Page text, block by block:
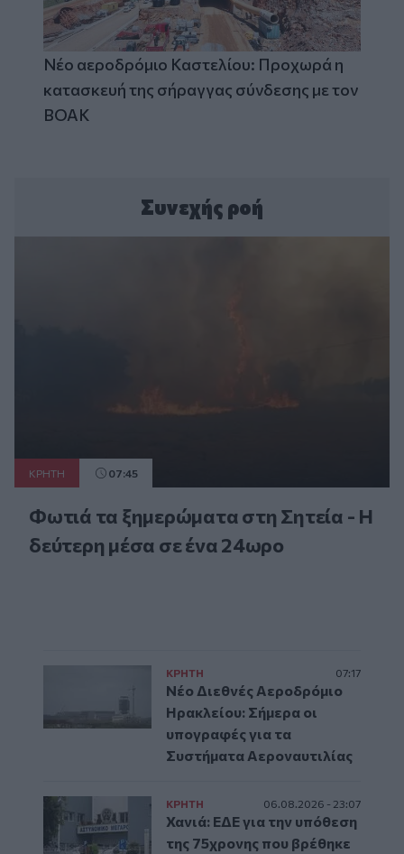
Νέο αεροδρόμιο Καστελίου: Προχωρά η
κατασκευή της σήραγγας σύνδεσης με τον
ΒΟΑΚ
Συνεχής ροή
ΚΡΗΤΗ 07:45
Φωτιά τα ξημερώματα στη Σητεία - Η
δεύτερη μέσα σε ένα 24ωρο
ΚΡΗΤΗ 07:17
Νέο Διεθνές Αεροδρόμιο
Ηρακλείου: Σήμερα οι
υπογραφές για τα
Συστήματα Αεροναυτιλίας
ΚΡΗΤΗ 06.08.2026 - 23:07
Χανιά: ΕΔΕ για την υπόθεση
της 75χρονης που βρέθηκε